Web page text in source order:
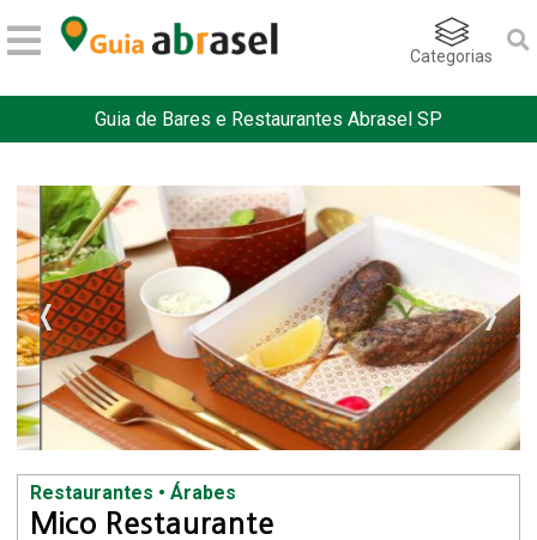
Categorias
Guia de Bares e Restaurantes Abrasel SP
Restaurantes • Árabes
Mico Restaurante